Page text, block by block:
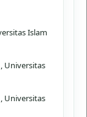
Islam
, Universitas
, Universitas